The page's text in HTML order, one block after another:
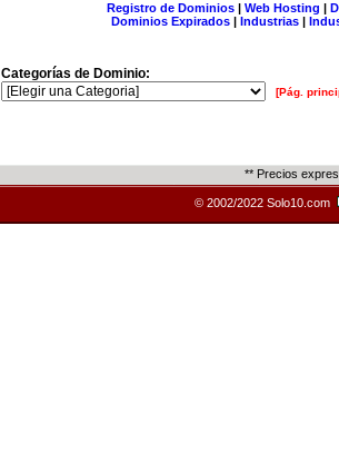
Registro de Dominios| Web Hosting |
Dominios Expirados | Industrias |
Categorías de Dominio:
[Pág.
** Precios
© 2002/2022 Solo10.com